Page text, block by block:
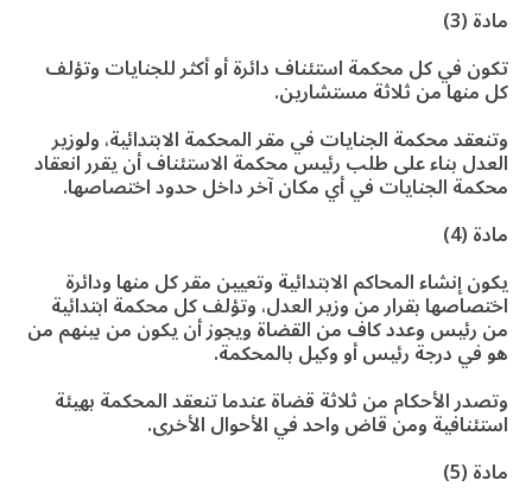
مادة (3)
تكون في كل محكمة استئناف دائرة أو أكثر للجنايات وتؤلف
كل منها من ثلاثة مستشارين.
وتنعقد محكمة الجنايات في مقر المحكمة الابتدائية، ولوزير
العدل بناء على طلب رئيس محكمة الاستئناف أن يقرر انعقاد
محكمة الجنايات في أي مكان آخر داخل حدود اختصاصها.
مادة (4)
يكون إنشاء المحاكم الابتدائية وتعيين مقر كل منها ودائرة
اختصاصها بقرار من وزير العدل، وتؤلف كل محكمة ابتدائية
من رئيس وعدد كاف من القضاة ويجوز أن يكون من بينهم من
هو في درجة رئيس أو وكيل بالمحكمة.
وتصدر الأحكام من ثلاثة قضاة عندما تنعقد المحكمة بهيئة
استئنافية ومن قاض واحد في الأحوال الأخرى.
مادة (5)